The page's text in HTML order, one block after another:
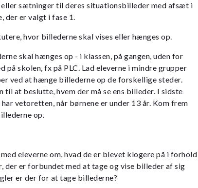
eller sætninger til deres situationsbilleder med afsæt i
der er valgt i fase 1.
hvor billederne skal vises eller hænges op.
skal hænges op - i klassen, på gangen, uden for
på skolen, fx på PLC. Lad eleverne i mindre grupper
ved at hænge billederne op de forskellige steder.
at beslutte, hvem der må se ens billeder. I sidste
vetoretten, når børnene er under 13 år. Kom frem
op.
eleverne om, hvad de er blevet klogere på i forhold
er forbundet med at tage og vise billeder af sig
er der for at tage billederne?